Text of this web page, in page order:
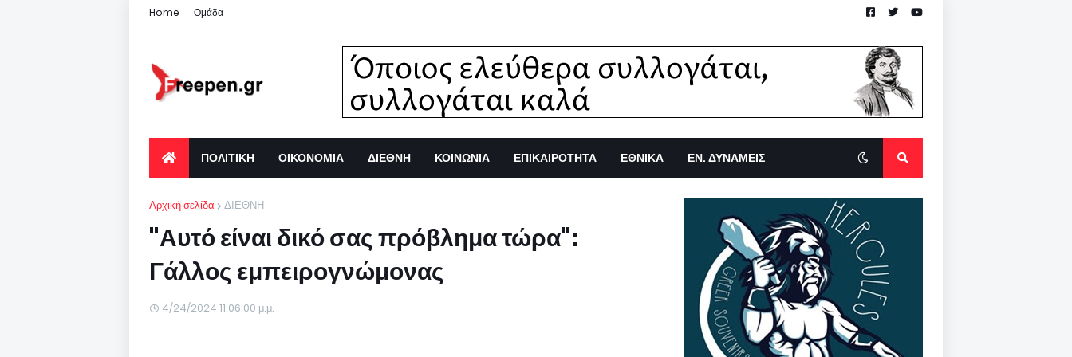
Home Ομάδα
ΠΟΛΙΤΙΚΗ ΟΙΚΟΝΟΜΙΑ ΔΙΕΘΝΗ ΚΟΙΝΩΝΙΑ ΕΠΙΚΑΙΡΟΤΗΤΑ ΕΘΝΙΚΑ ΕΝ. ΔΥΝΑΜΕΙΣ
Αρχική σελίδα ΔΙΕΘΝΗ
"Αυτό είναι δικό σας πρόβλημα τώρα":
Γάλλος εμπειρογνώμονας
4/24/2024 11:06:00 μ.μ.